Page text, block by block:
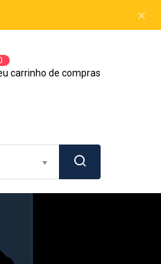
carrinho de compras